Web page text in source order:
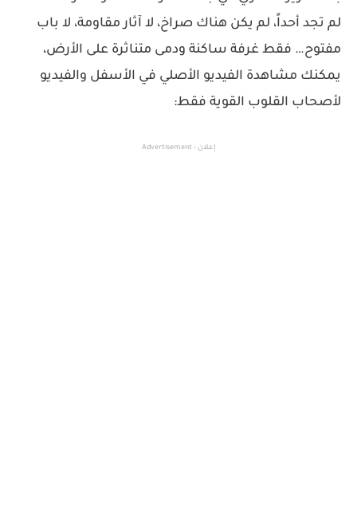
لم تجد أحداً، لم يكن هناك صراخ، لا آثار مقاومة، لا باب
مفتوح… فقط غرفة ساكنة ودمى متناثرة على الأرض،
يمكنك مشاهدة الفيديو الأصلي في الأسفل والفيديو
لأصحاب القلوب القوية فقط:
إعلان - Advertisement